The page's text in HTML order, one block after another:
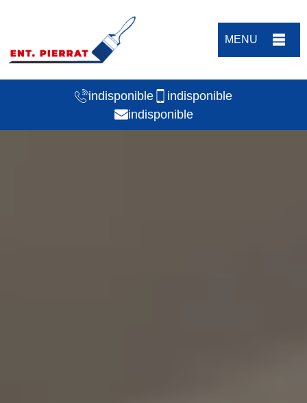
MENU
indisponible
indisponible
indisponible